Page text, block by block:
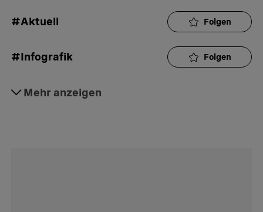
#Aktuell Folgen
#Infografik Folgen
Mehr anzeigen
#Gesellschaft